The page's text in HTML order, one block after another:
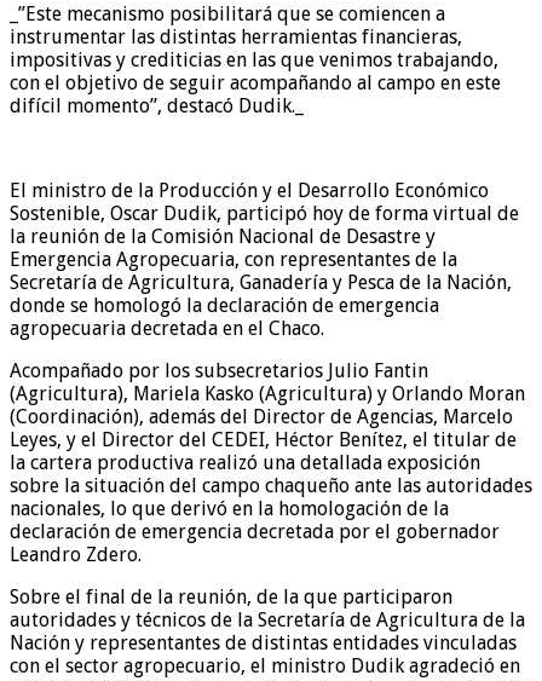
_”Este mecanismo posibilitará que se comiencen a
instrumentar las distintas herramientas financieras,
impositivas y crediticias en las que venimos trabajando,
con el objetivo de seguir acompañando al campo en este
difícil momento”, destacó Dudik._
El ministro de la Producción y el Desarrollo Económico
Sostenible, Oscar Dudik, participó hoy de forma virtual de
la reunión de la Comisión Nacional de Desastre y
Emergencia Agropecuaria, con representantes de la
Secretaría de Agricultura, Ganadería y Pesca de la Nación,
donde se homologó la declaración de emergencia
agropecuaria decretada en el Chaco.
Acompañado por los subsecretarios Julio Fantin
(Agricultura), Mariela Kasko (Agricultura) y Orlando Moran
(Coordinación), además del Director de Agencias, Marcelo
Leyes, y el Director del CEDEI, Héctor Benítez, el titular de
la cartera productiva realizó una detallada exposición
sobre la situación del campo chaqueño ante las autoridades
nacionales, lo que derivó en la homologación de la
declaración de emergencia decretada por el gobernador
Leandro Zdero.
Sobre el final de la reunión, de la que participaron
autoridades y técnicos de la Secretaría de Agricultura de la
Nación y representantes de distintas entidades vinculadas
con el sector agropecuario, el ministro Dudik agradeció en